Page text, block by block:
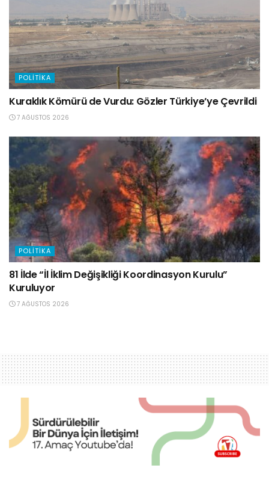
POLITIKA
Kuraklık Kömürü de Vurdu: Gözler Türkiye’ye Çevrildi
7 AĞUSTOS 2026
POLITIKA
81 İlde “İl İklim Değişikliği Koordinasyon Kurulu”
Kuruluyor
7 AĞUSTOS 2026